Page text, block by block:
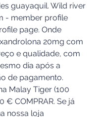
guayaquil. Wild river
- member profile
page. Onde
20mg com
e qualidade, com
dia após a
de pagamento.
Malay Tiger (100
€ COMPRAR. Se já
nossa loja